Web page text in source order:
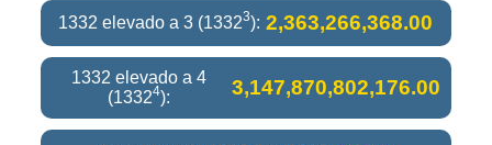
1332 elevado a 3 (13323): 2,363,266,368.00
1332 elevado a 4
(13324): 3,147,870,802,176.00